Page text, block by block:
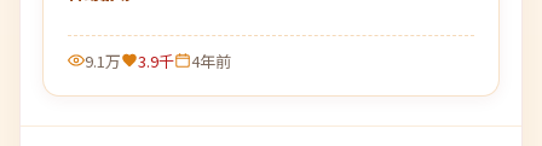
9.1万 3.9千 4年前